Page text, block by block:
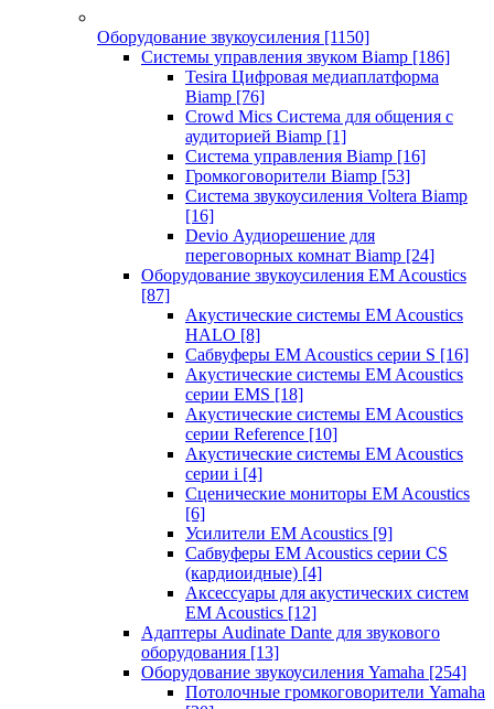
Оборудование звукоусиления [1150]
Системы управления звуком Biamp [186]
Tesira Цифровая медиаплатформа
Biamp [76]
Crowd Mics Система для общения с
аудиторией Biamp [1]
Система управления Biamp [16]
Громкоговорители Biamp [53]
Система звукоусиления Voltera Biamp
[16]
Devio Аудиорешение для
переговорных комнат Biamp [24]
Оборудование звукоусиления EM Acoustics
[87]
Акустические системы EM Acoustics
HALO [8]
Сабвуферы EM Acoustics серии S [16]
Акустические системы EM Acoustics
серии EMS [18]
Акустические системы EM Acoustics
серии Reference [10]
Акустические системы EM Acoustics
серии i [4]
Сценические мониторы EM Acoustics
[6]
Усилители EM Acoustics [9]
Сабвуферы EM Acoustics серии CS
(кардиоидные) [4]
Аксессуары для акустических систем
EM Acoustics [12]
Адаптеры Audinate Dante для звукового
оборудования [13]
Оборудование звукоусиления Yamaha [254]
Потолочные громкоговорители Yamaha